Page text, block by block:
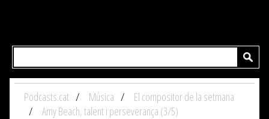
Podcasts.cat Música
El compositor de la setmana
Amy Beach, talent i perseverança (3/5)